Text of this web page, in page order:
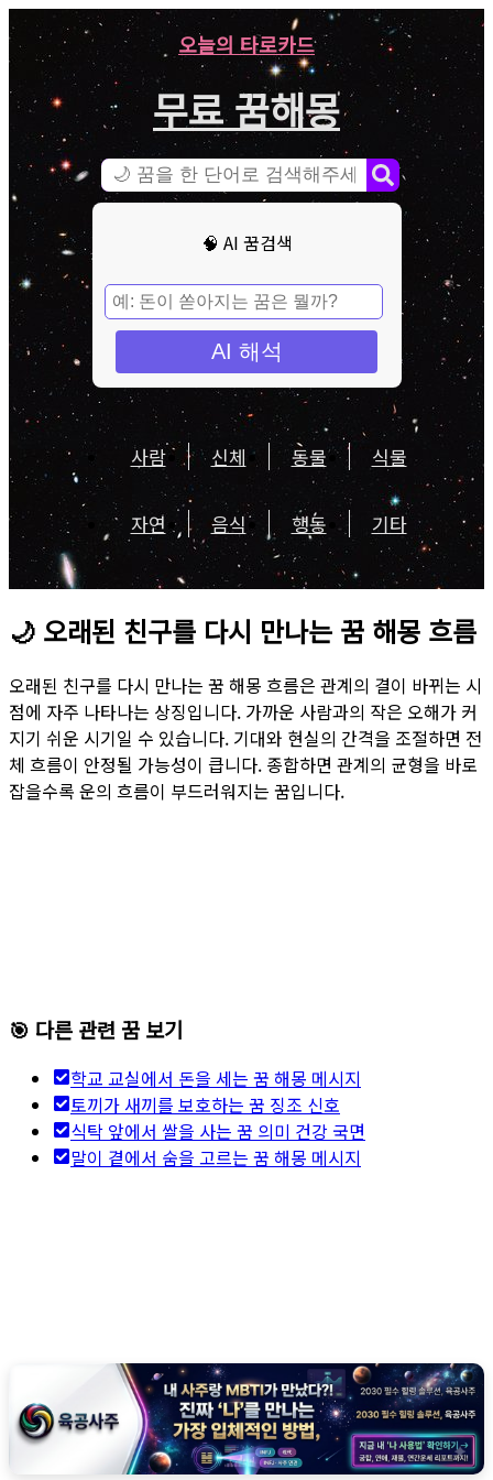
오늘의 타로카드
무료 꿈해몽
🧠 AI 꿈검색
AI 해석
사람 신체 동물 식물
자연 음식 행동 기타
🌙 오래된 친구를 다시 만나는 꿈 해몽 흐름
오래된 친구를 다시 만나는 꿈 해몽 흐름은 관계의 결이 바뀌는 시
점에 자주 나타나는 상징입니다. 가까운 사람과의 작은 오해가 커
지기 쉬운 시기일 수 있습니다. 기대와 현실의 간격을 조절하면 전
체 흐름이 안정될 가능성이 큽니다. 종합하면 관계의 균형을 바로
잡을수록 운의 흐름이 부드러워지는 꿈입니다.
🎯 다른 관련 꿈 보기
학교 교실에서 돈을 세는 꿈 해몽 메시지
토끼가 새끼를 보호하는 꿈 징조 신호
식탁 앞에서 쌀을 사는 꿈 의미 건강 국면
말이 곁에서 숨을 고르는 꿈 해몽 메시지